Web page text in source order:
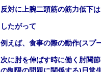
反対に上腕二頭筋の筋力低下
したがって
例えば、食事の際の動作(スプ
次に肘を伸ばす時に働く肘関節